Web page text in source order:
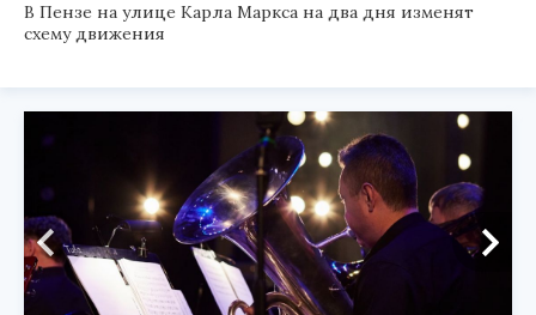
В Пензе на улице Карла Маркса на два дня изменят
схему движения